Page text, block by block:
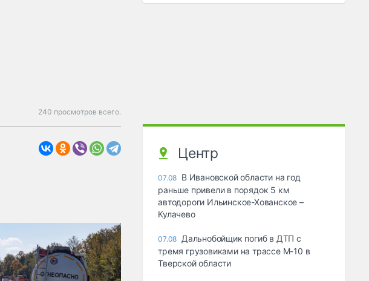
240 просмотров всего.
Центр
07.08 В Ивановской области на год
раньше привели в порядок 5 км
автодороги Ильинское-Хованское –
Кулачево
07.08 Дальнобойщик погиб в ДТП с
тремя грузовиками на трассе М-10 в
Тверской области